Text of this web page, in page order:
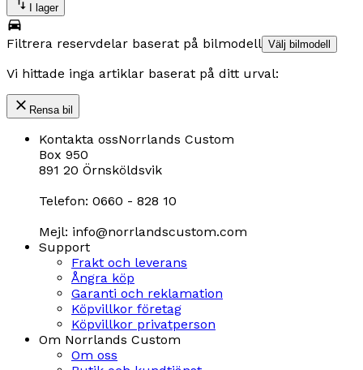
I lager
Filtrera reservdelar baserat på bilmodell Välj bilmodell
Vi hittade inga artiklar baserat på ditt urval:
Rensa bil
Kontakta ossNorrlands Custom
Box 950
891 20 Örnsköldsvik
Telefon: 0660 - 828 10
Mejl: info@norrlandscustom.com
Support
Frakt och leverans
Ångra köp
Garanti och reklamation
Köpvillkor företag
Köpvillkor privatperson
Om Norrlands Custom
Om oss